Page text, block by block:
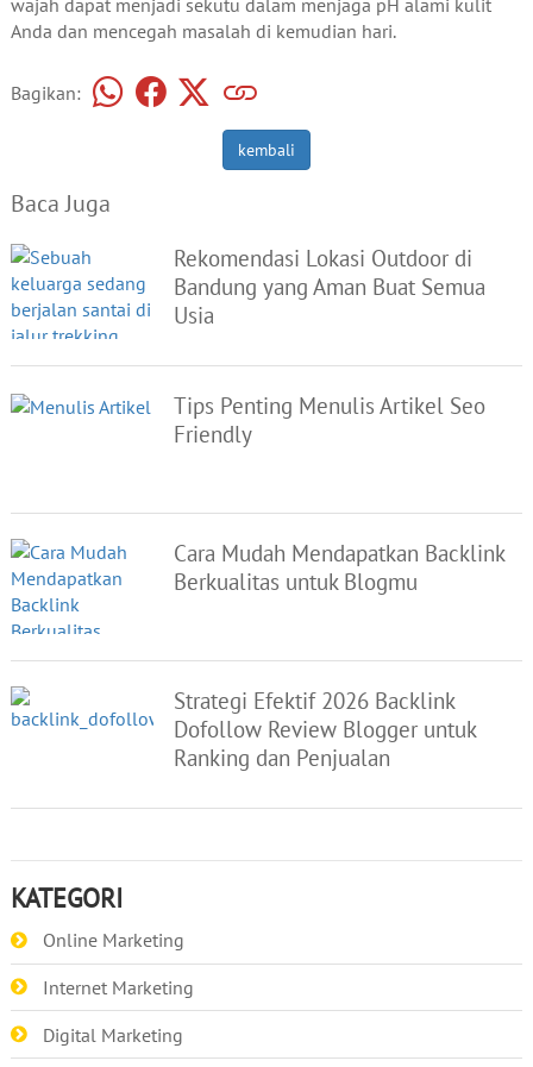
Anda dan mencegah masalah di kemudian hari.
Bagikan:
kembali
Baca Juga
Rekomendasi Lokasi Outdoor di
Bandung yang Aman Buat Semua
Usia
Tips Penting Menulis Artikel Seo
Friendly
Cara Mudah Mendapatkan Backlink
Berkualitas untuk Blogmu
Strategi Efektif 2026 Backlink
Dofollow Review Blogger untuk
Ranking dan Penjualan
KATEGORI
Online Marketing
Internet Marketing
Digital Marketing